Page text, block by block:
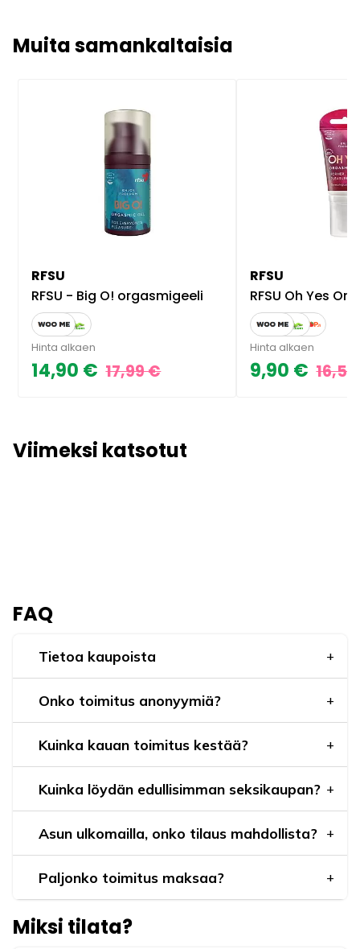
Muita samankaltaisia
RFSU
RFSU - Big O! orgasmigeeli
Hinta alkaen
14,90 € 17,99 €
RFSU
RFSU Oh Yes
Hinta alkaen
9,90 €
Viimeksi katsotut
FAQ
Tietoa kaupoista
Onko toimitus anonyymiä?
Kuinka kauan toimitus kestää?
Kuinka löydän edullisimman seksikaupan?
Asun ulkomailla, onko tilaus mahdollista?
Paljonko toimitus maksaa?
Miksi tilata?